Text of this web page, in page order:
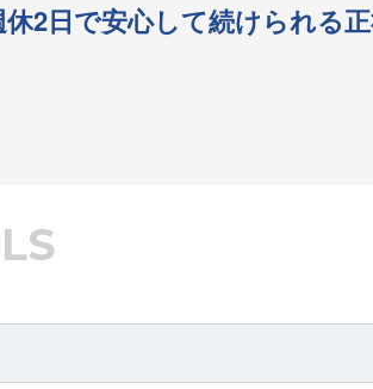
2日で安心して続けられる正